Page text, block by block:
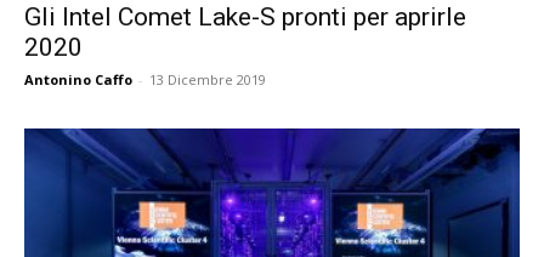
Gli Intel Comet Lake-S pronti per aprirle
2020
Antonino Caffo - 13 Dicembre 2019